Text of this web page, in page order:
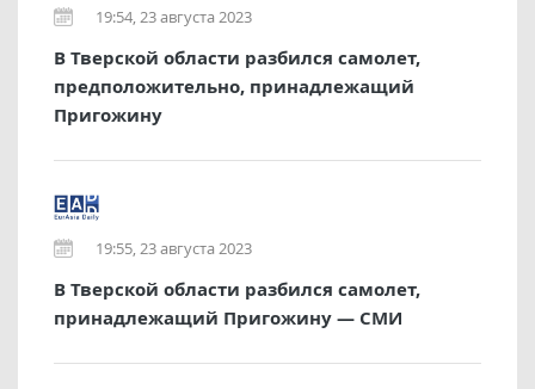
19:54, 23 августа 2023
В Тверской области разбился самолет,
предположительно, принадлежащий
Пригожину
19:55, 23 августа 2023
В Тверской области разбился самолет,
принадлежащий Пригожину — СМИ